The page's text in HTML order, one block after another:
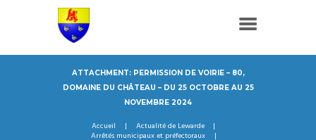
ATTACHMENT: PERMISSION DE VOIRIE – 80,
DOMAINE DU CHÂTEAU – DU 25 OCTOBRE AU 25
NOVEMBRE 2024
Accueil
Actualité de Lewarde
Arrêtés municipaux et préfectoraux